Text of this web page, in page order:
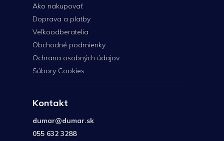
Ako nakupovať
Doprava a platby
Veľkoodberatelia
Obchodné podmienky
Ochrana osobných údajov
Súbory Cookies
Kontakt
dumar@dumar.sk
055 632 3288